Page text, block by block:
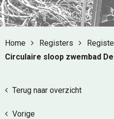
Home Registers
Circulaire sloop zwembad
Terug naar overzicht
Vorige